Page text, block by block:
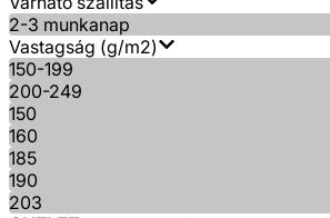
2-3 munkanap
Vastagság (g/m2)
150-199
200-249
150
160
185
190
203